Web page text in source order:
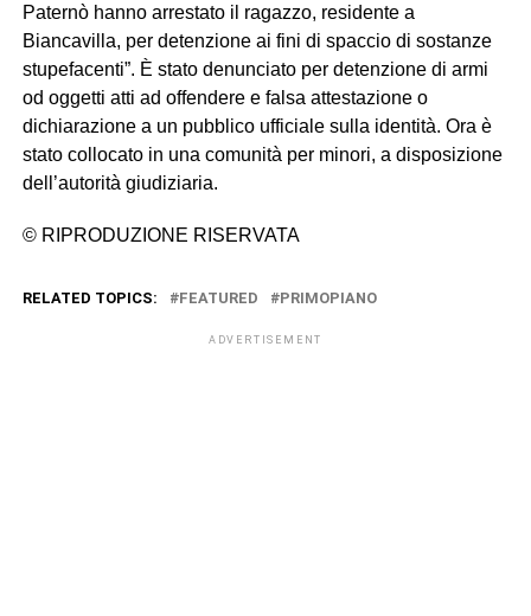
Paternò hanno arrestato il ragazzo, residente a
Biancavilla, per detenzione ai fini di spaccio di sostanze
stupefacenti”. È stato denunciato per detenzione di armi
od oggetti atti ad offendere e falsa attestazione o
dichiarazione a un pubblico ufficiale sulla identità. Ora è
stato collocato in una comunità per minori, a disposizione
dell’autorità giudiziaria.
© RIPRODUZIONE RISERVATA
RELATED TOPICS: FEATURED PRIMOPIANO
ADVERTISEMENT